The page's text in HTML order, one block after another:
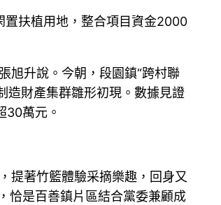
置扶植用地，整合項目資金2000
旭升說。今朝，段園鎮“跨村聯
造財產集群雛形初現。數據見證
30萬元。
提著竹籃體驗采摘樂趣，回身又
恰是百善鎮片區結合黨委兼顧成